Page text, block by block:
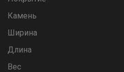
Камень
Ширина
Длина
Вес